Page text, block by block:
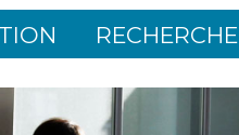
RECHERCHE